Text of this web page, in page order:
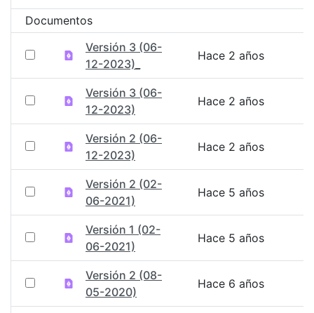
Documentos
Versión 3 (06-
12-2023)_
Hace 2 años
Versión 3 (06-
12-2023)
Hace 2 años
Versión 2 (06-
12-2023)
Hace 2 años
Versión 2 (02-
06-2021)
Hace 5 años
Versión 1 (02-
06-2021)
Hace 5 años
Versión 2 (08-
05-2020)
Hace 6 años